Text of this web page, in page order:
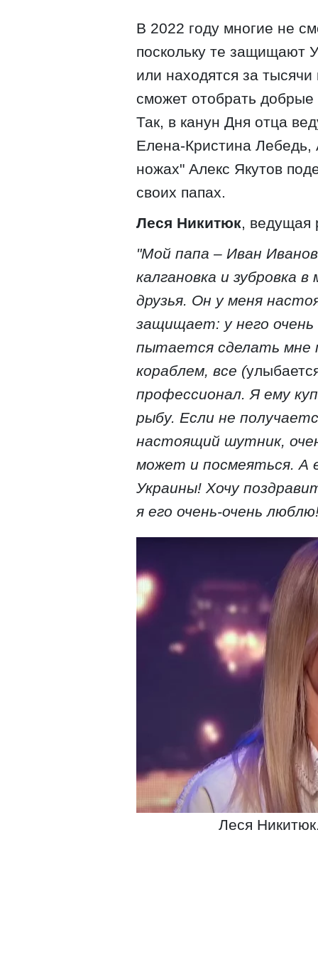
В 2022 году многие не
поскольку те защищают
или находятся за
сможет отобрать
Так, в канун Дня отца
Елена-Кристина
ножах" Алекс Якутов
своих папах.
Леся Никитюк, ведущая
"Мой папа – Иван
калгановка и зубровка
друзья. Он у меня
защищает: у него
пытается сделать мне
кораблем, все (
профессионал. Я ему
рыбу. Если не
настоящий шутник,
может и посмеяться. А
Украины! Хочу
я его очень-очень
Леся